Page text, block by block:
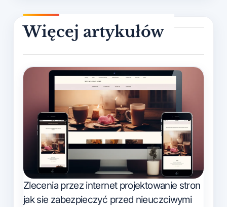
Zlecenia przez internet projektowanie stron
jak sie zabezpieczyć przed nieuczciwymi